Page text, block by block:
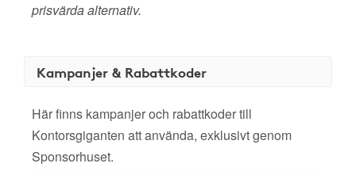
prisvärda alternativ.
Kampanjer & Rabattkoder
Här finns kampanjer och rabattkoder till
Kontorsgiganten att använda, exklusivt genom
Sponsorhuset.